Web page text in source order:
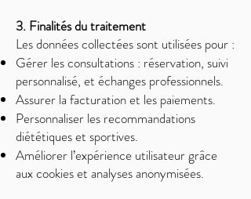
3. Finalités du traitement
Les données collectées sont utilisées pour :
Gérer les consultations : réservation, suivi
personnalisé, et échanges professionnels.
Assurer la facturation et les paiements.
Personnaliser les recommandations
diététiques et sportives.
Améliorer l’expérience utilisateur grâce
aux cookies et analyses anonymisées.